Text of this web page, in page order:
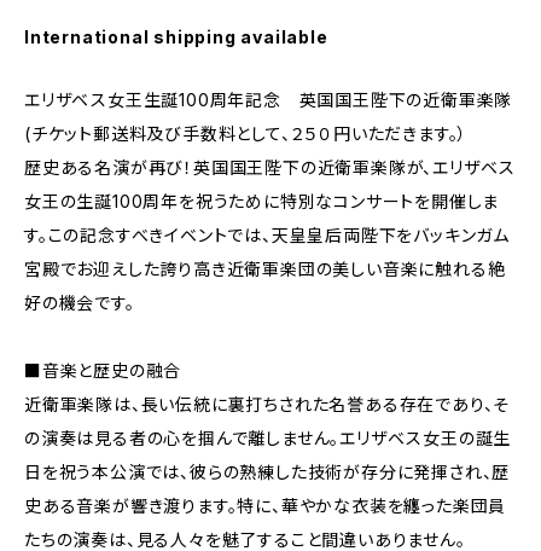
International shipping available
エリザベス女王生誕100周年記念 英国国王陛下の近衛軍楽隊
(チケット郵送料及び手数料として、２５０円いただきます。）
歴史ある名演が再び！英国国王陛下の近衛軍楽隊が、エリザベス
女王の生誕100周年を祝うために特別なコンサートを開催しま
す。この記念すべきイベントでは、天皇皇后両陛下をバッキンガム
宮殿でお迎えした誇り高き近衛軍楽団の美しい音楽に触れる絶
好の機会です。
■音楽と歴史の融合
近衛軍楽隊は、長い伝統に裏打ちされた名誉ある存在であり、そ
の演奏は見る者の心を掴んで離しません。エリザベス女王の誕生
日を祝う本公演では、彼らの熟練した技術が存分に発揮され、歴
史ある音楽が響き渡ります。特に、華やかな衣装を纏った楽団員
たちの演奏は、見る人々を魅了すること間違いありません。